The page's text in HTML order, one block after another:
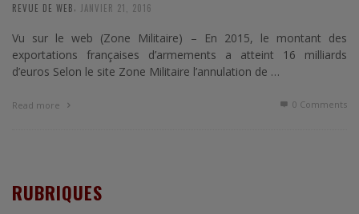
REVUE DE WEB JANVIER 21, 2016
Vu sur le web (Zone Militaire) – En 2015, le montant des
exportations françaises d’armements a atteint 16 milliards
d’euros Selon le site Zone Militaire l’annulation de …
Read more 0 Comments
RUBRIQUES